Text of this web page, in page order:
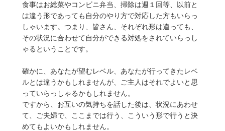
食事はお総菜やコンビニ弁当、掃除は週１回等、以前と
は違う形であっても自分のやり方で対応した方もいらっ
しゃいます。つまり、皆さん、それぞれ形は違っても、
その状況に合わせて自分ができる対処をされていらっし
ゃるということです。
確かに、あなたが望むレベル、あなたが行ってきたレベ
ルとは違うかもしれませんが、ご主人はそれでよいと思
っていらっしゃるかもしれません。
ですから、お互いの気持ちを話した後は、状況にあわせ
て、ご夫婦で、ここまでは行う、こういう形で行うと決
めてもよいかもしれません。